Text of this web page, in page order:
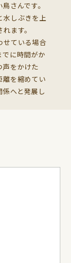
さんです。
水しぶきを上
ます。
せている場合
に時間がか
をかけた
離を縮めてい
へと発展し